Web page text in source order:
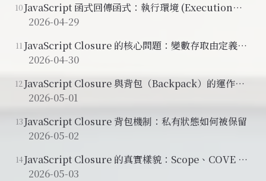
10JavaScript 函式回傳函式：執行環境 (Execution
Context) 與 Call Stack 運作解析
2026-04-29
11 JavaScript Closure 的核心問題：變數存取由定義位
置還是呼叫位置決定？
2026-04-30
12 JavaScript Closure 與背包（Backpack）的運作機
制
2026-05-01
13JavaScript Closure 背包機制：私有狀態如何被保留
2026-05-02
14JavaScript Closure 的真實樣貌：Scope、COVE 與
詞彙作用域
2026-05-03